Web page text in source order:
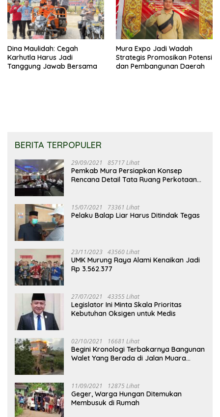
Dina Maulidah: Cegah
Karhutla Harus Jadi
Tanggung Jawab Bersama
Mura Expo Jadi Wadah
Strategis Promosikan Potensi
dan Pembangunan Daerah
BERITA TERPOPULER
29/09/2021 85717 Lihat
Pemkab Mura Persiapkan Konsep
Rencana Detail Tata Ruang Perkotaan
15/07/2021 73361 Lihat
Pelaku Balap Liar Harus Ditindak Tegas
23/11/2023 43560 Lihat
UMK Murung Raya Alami Kenaikan Jadi
Rp 3.562.377
27/07/2021 43355 Lihat
Legislator Ini Minta Skala Prioritas
Kebutuhan Oksigen untuk Medis
02/10/2021 16681 Lihat
Begini Kronologi Terbakarnya Bangunan
Walet Yang Berada di Jalan Muara
11/09/2021 12875 Lihat
Geger, Warga Hungan Ditemukan
Membusuk di Rumah